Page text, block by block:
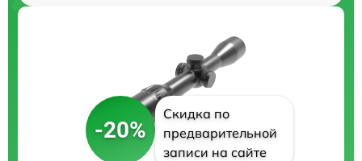
-20%
Скидка по
предварительной
записи на сайте